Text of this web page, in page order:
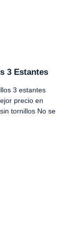
3 Estantes
3 estantes
precio en
tornillos No se